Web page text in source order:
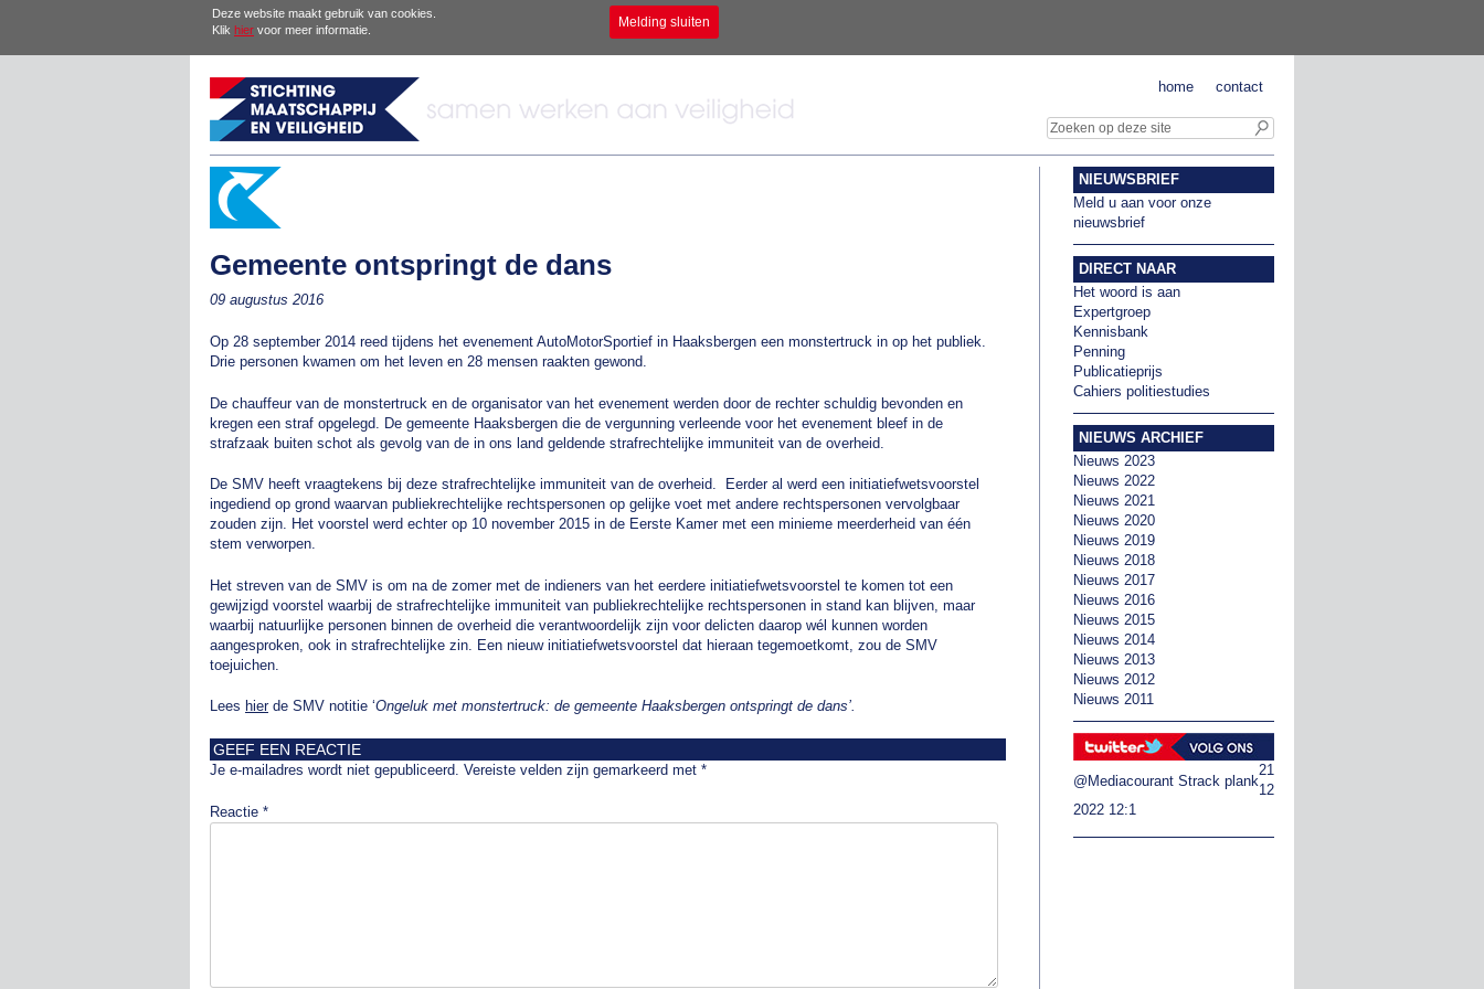
Deze website maakt gebruik van cookies.
Klik hier voor meer informatie. Melding sluiten
contact
home
Gemeente ontspringt de dans
09 augustus 2016
Op 28 september 2014 reed tijdens het evenement AutoMotorSportief in Haaksbergen een monstertruck in op het publiek.
Drie personen kwamen om het leven en 28 mensen raakten gewond.
De chauffeur van de monstertruck en de organisator van het evenement werden door de rechter schuldig bevonden en
kregen een straf opgelegd. De gemeente Haaksbergen die de vergunning verleende voor het evenement bleef in de
strafzaak buiten schot als gevolg van de in ons land geldende strafrechtelijke immuniteit van de overheid.
De SMV heeft vraagtekens bij deze strafrechtelijke immuniteit van de overheid. Eerder al werd een initiatiefwetsvoorstel
ingediend op grond waarvan publiekrechtelijke rechtspersonen op gelijke voet met andere rechtspersonen vervolgbaar
zouden zijn. Het voorstel werd echter op 10 november 2015 in de Eerste Kamer met een minieme meerderheid van één
stem verworpen.
Het streven van de SMV is om na de zomer met de indieners van het eerdere initiatiefwetsvoorstel te komen tot een
gewijzigd voorstel waarbij de strafrechtelijke immuniteit van publiekrechtelijke rechtspersonen in stand kan blijven, maar
waarbij natuurlijke personen binnen de overheid die verantwoordelijk zijn voor delicten daarop wél kunnen worden
aangesproken, ook in strafrechtelijke zin. Een nieuw initiatiefwetsvoorstel dat hieraan tegemoetkomt, zou de SMV
toejuichen.
Lees hierde SMV notitie ‘Ongeluk met monstertruck: de gemeente Haaksbergen ontspringt de dans’.
GEEF EEN REACTIE
Je e-mailadres wordt niet gepubliceerd. Vereiste velden zijn gemarkeerd met *
Reactie *
NIEUWSBRIEF
Meld u aan voor onze
nieuwsbrief
DIRECT NAAR
Het woord is aan
Expertgroep
Kennisbank
Penning
Publicatieprijs
Cahiers politiestudies
NIEUWS ARCHIEF
Nieuws 2023
Nieuws 2022
Nieuws 2021
Nieuws 2020
Nieuws 2019
Nieuws 2018
Nieuws 2017
Nieuws 2016
Nieuws 2015
Nieuws 2014
Nieuws 2013
Nieuws 2012
Nieuws 2011
@Mediacourant Strack plank
21
12
2022 12:1